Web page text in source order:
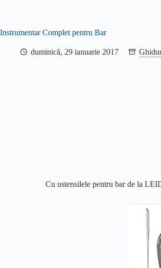
Instrumentar Complet pentru Bar
duminică, 29 ianuarie 2017
Cu ustensilele pentru bar de la